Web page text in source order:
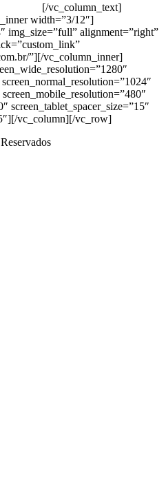
[/vc_column_text]
width=”3/12″]
img_size=”full” alignment=”right”
”][/vc_column_inner]
screen_tablet_spacer_size=”15″
vc_column][/vc_row]